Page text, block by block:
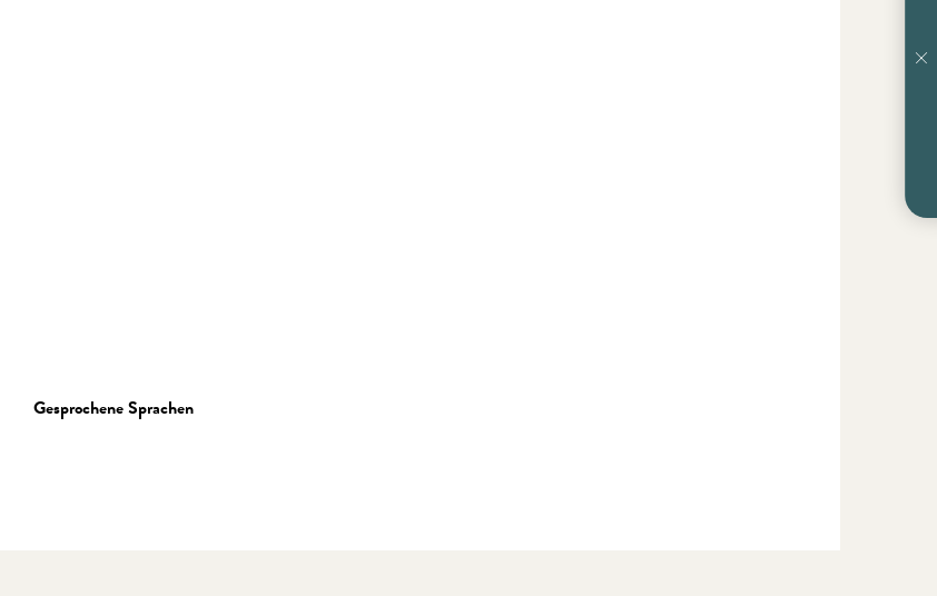
Gesprochene Sprachen
Gesprochene Sprachen